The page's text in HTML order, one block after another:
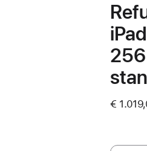
256
€